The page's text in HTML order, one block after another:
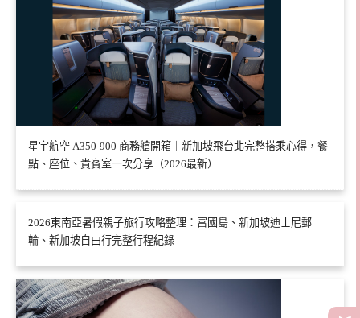
星宇航空 A350-900 商務艙開箱｜新加坡飛台北完整搭乘心得，餐
點、座位、貴賓室一次分享（2026最新）
2026東南亞暑假親子旅行攻略整理：富國島、新加坡迪士尼郵
輪、新加坡自由行完整行程紀錄